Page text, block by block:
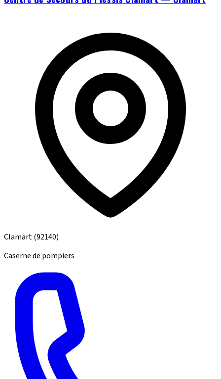
Clamart(92140)
Caserne de pompiers